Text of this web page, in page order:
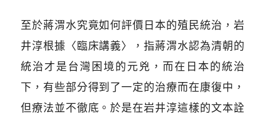
至於蔣渭水究竟如何評價日本的殖民統治，岩
井淳根據〈臨床講義〉，指蔣渭水認為清朝的
統治才是台灣困境的元兇，而在日本的統治
下，有些部分得到了一定的治療而在康復中，
但療法並不徹底。於是在岩井淳這樣的文本詮